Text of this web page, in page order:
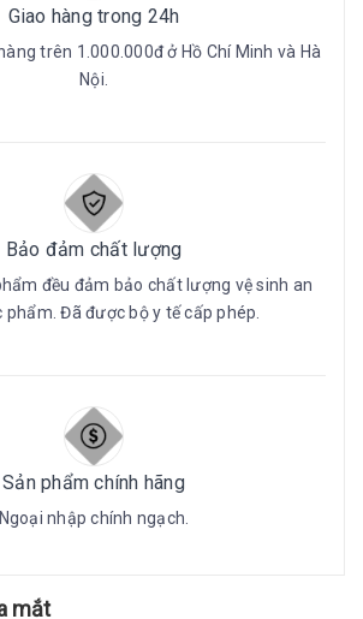
Giao hàng trong 24h
trên 1.000.000đ ở Hồ Chí Minh và Hà
Nội.
Bảo đảm chất lượng
đều đảm bảo chất lượng vệ sinh an
Đã được bộ y tế cấp phép.
Sản phẩm chính hãng
Ngoại nhập chính ngạch.
mắt